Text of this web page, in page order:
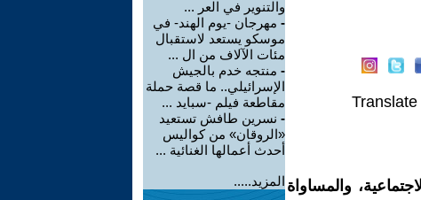
والمساواة
والتنوير في العر ...
- مهرجان -يوم الهند- في
موسكو يستعد لاستقبال
مئات الآلاف من ال ...
- منتجه خدم بالجيش
الإسرائيلي.. ما قصة حملة
مقاطعة فيلم -سبايد ...
- نسرين طافش تستعيد
«الروقان» من كواليس
أحدث أعمالها الغنائية ...
المزيد.....